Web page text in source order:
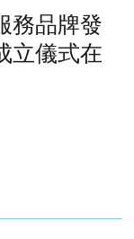
務品牌發
立儀式在